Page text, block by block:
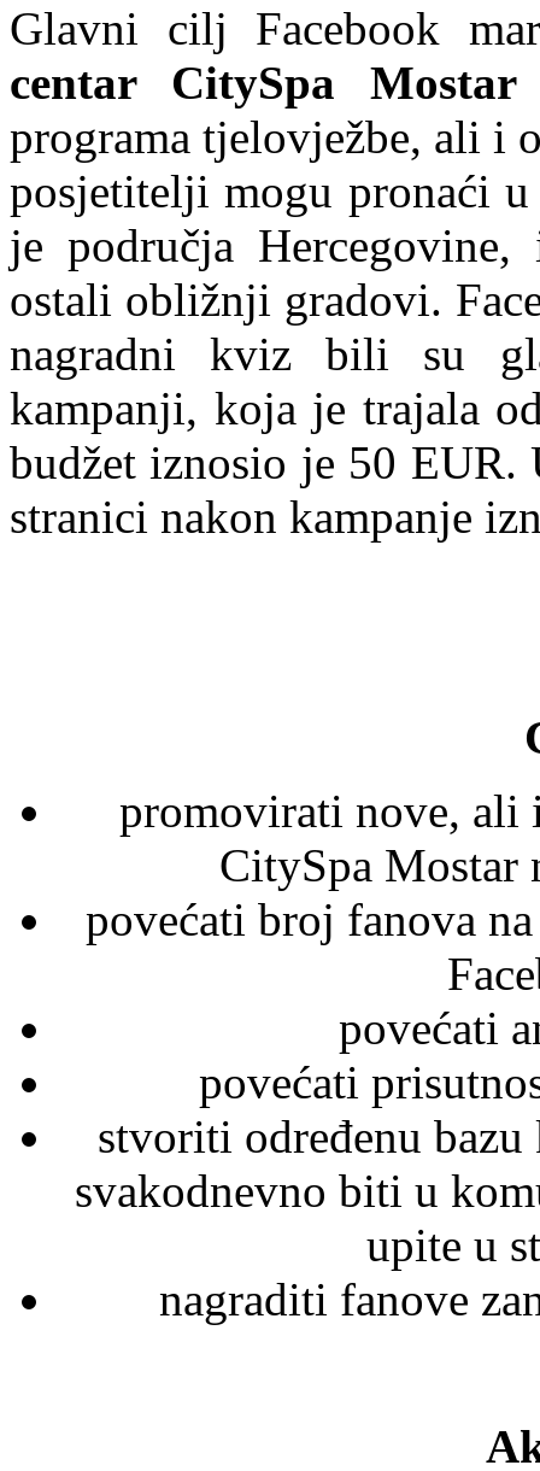
Glavni cilj Facebook
centar CitySpa Mostar
programa tjelovježbe, ali i
posjetitelji mogu pronaći
je područja
ostali obližnji gradovi.
nagradni kviz bili su
kampanji, koja je trajala
budžet iznosio je 50 EUR.
stranici nakon kampanje
promovirati nove, ali
CitySpa Mostar
povećati broj fanova
povećati
povećati
stvoriti određenu
svakodnevno biti u
upite u
nagraditi fanove